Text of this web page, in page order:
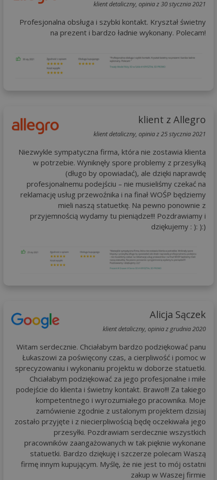
klient detaliczny, opinia z 30 stycznia 2021
Profesjonalna obsługa i szybki kontakt. Kryształ świetny
na prezent i bardzo ładnie wykonany. Polecam!
klient z Allegro
klient detaliczny, opinia z 25 stycznia 2021
Niezwykle sympatyczna firma, która nie zostawia klienta
w potrzebie. Wyniknęły spore problemy z przesyłką
(długo by opowiadać), ale dzięki naprawdę
profesjonalnemu podejściu – nie musieliśmy czekać na
reklamację usług przewoźnika i na finał WOŚP będziemy
mieli naszą statuetkę. Na pewno ponownie z
przyjemnością wydamy tu pieniądze!!! Pozdrawiamy i
dziękujemy : ): ):)
Alicja Sączek
klient detaliczny, opinia z grudnia 2020
Witam serdecznie. Chciałabym bardzo podziękować panu
Łukaszowi za poświęcony czas, a cierpliwość i pomoc w
sprecyzowaniu i wykonaniu projektu w doborze statuetki.
Chciałabym podziękować za jego profesjonalne i miłe
podejście do klienta i świetny kontakt. Brawo!!! Za takiego
kompetentnego i wyrozumiałego pracownika. Moje
zamówienie zgodnie z ustalonym projektem dzisiaj
zostało przyjęte i z niecierpliwością będę oczekiwała jego
przesyłki. Pozdrawiam serdecznie wszystkich
pracowników zaangażowanych w tak pięknie wykonane
statuetki. Bardzo dziękuję i szczerze polecam Waszą
firmę innym kupującym. Myślę, że nie jest to mój ostatni
zakup w Waszej firmie